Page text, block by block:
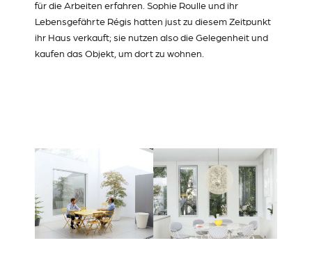
für die Arbeiten erfahren. Sophie Roulle und ihr
Lebensgefährte Régis hatten just zu diesem Zeitpunkt
ihr Haus verkauft; sie nutzen also die Gelegenheit und
kaufen das Objekt, um dort zu wohnen.